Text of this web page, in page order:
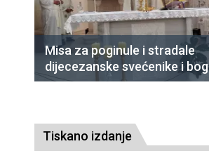
Misa za poginule i stradale
dijecezanske svećenike i
Tiskano izdanje